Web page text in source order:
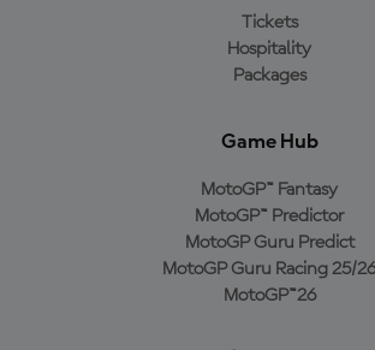
Tickets
Hospitality
Packages
Game Hub
MotoGP™ Fantasy
MotoGP™ Predictor
MotoGP Guru Predict
MotoGP Guru Racing 25/26
MotoGP™26